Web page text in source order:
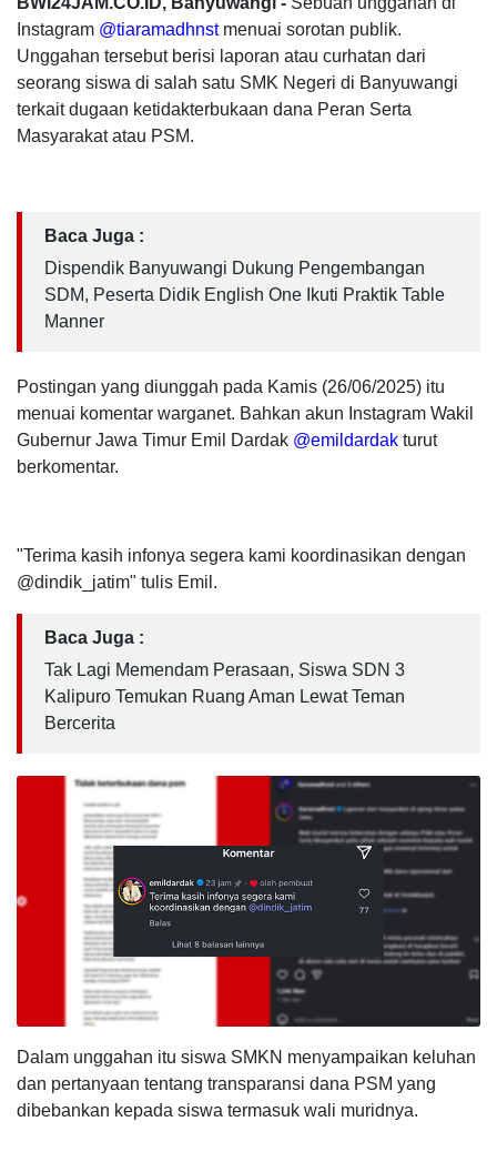
Instagram @tiaramadhnstmenuai sorotan publik.
Unggahan tersebut berisi laporan atau curhatan dari
seorang siswa di salah satu SMK Negeri di Banyuwangi
terkait dugaan ketidakterbukaan dana Peran Serta
Masyarakat atau PSM.
Baca Juga :
Dispendik Banyuwangi Dukung Pengembangan
SDM, Peserta Didik English One Ikuti Praktik Table
Manner
Postingan yang diunggah pada Kamis (26/06/2025) itu
menuai komentar warganet. Bahkan akun Instagram Wakil
Gubernur Jawa Timur Emil Dardak @emildardak turut
berkomentar.
"Terima kasih infonya segera kami koordinasikan dengan
@dindik_jatim" tulis Emil.
Baca Juga :
Tak Lagi Memendam Perasaan, Siswa SDN 3
Kalipuro Temukan Ruang Aman Lewat Teman
Bercerita
Dalam unggahan itu siswa SMKN menyampaikan keluhan
dan pertanyaan tentang transparansi dana PSM yang
dibebankan kepada siswa termasuk wali muridnya.